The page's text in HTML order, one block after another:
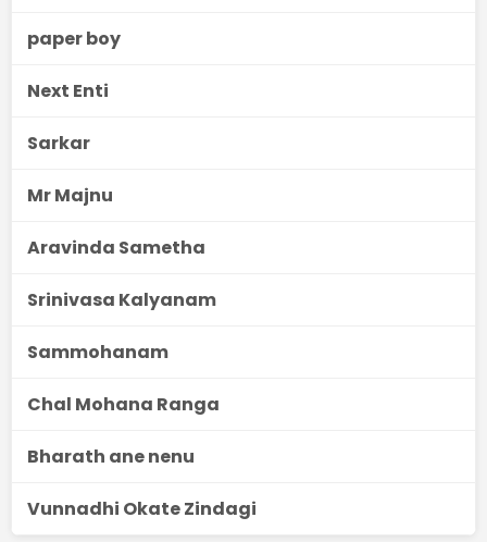
paper boy
Next Enti
Sarkar
Mr Majnu
Aravinda Sametha
Srinivasa Kalyanam
Sammohanam
Chal Mohana Ranga
Bharath ane nenu
Vunnadhi Okate Zindagi